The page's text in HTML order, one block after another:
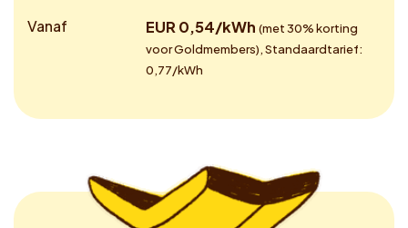
Vanaf EUR 0,54/kWh (met 30% korting
voor Goldmembers), Standaardtarief:
0,77/kWh